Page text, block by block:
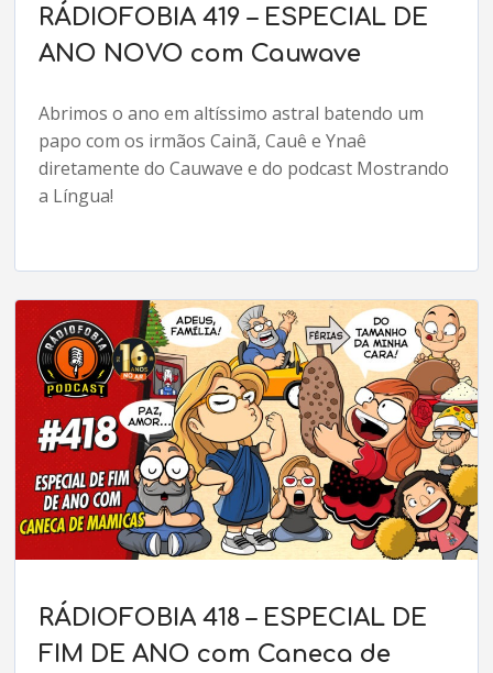
RÁDIOFOBIA 419 – ESPECIAL DE
ANO NOVO com Cauwave
Abrimos o ano em altíssimo astral batendo um
papo com os irmãos Cainã, Cauê e Ynaê
diretamente do Cauwave e do podcast Mostrando
a Língua!
RÁDIOFOBIA 418 – ESPECIAL DE
FIM DE ANO com Caneca de